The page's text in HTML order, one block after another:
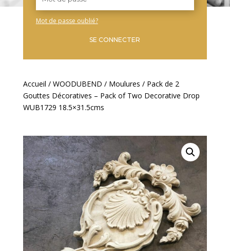
Mot de passe oublié?
SE CONNECTER
Accueil / WOODUBEND / Moulures / Pack de 2
Gouttes Décoratives – Pack of Two Decorative Drop
WUB1729 18.5×31.5cms